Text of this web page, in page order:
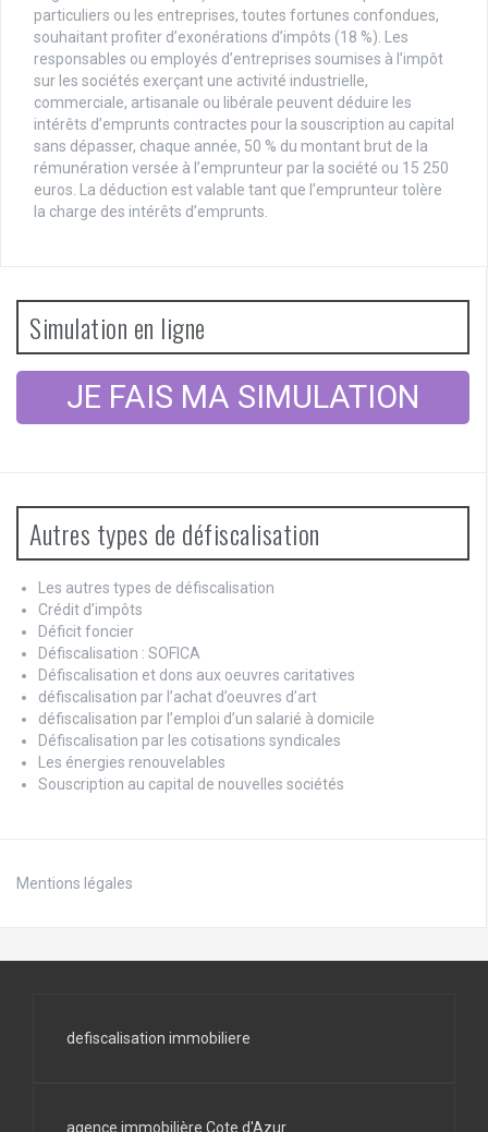
particuliers ou les entreprises, toutes fortunes confondues,
souhaitant profiter d’exonérations d’impôts (18 %). Les
responsables ou employés d’entreprises soumises à l’impôt
sur les sociétés exerçant une activité industrielle,
commerciale, artisanale ou libérale peuvent déduire les
intérêts d’emprunts contractes pour la souscription au capital
sans dépasser, chaque année, 50 % du montant brut de la
rémunération versée à l’emprunteur par la société ou 15 250
euros. La déduction est valable tant que l’emprunteur tolère
la charge des intérêts d’emprunts.
Simulation en ligne
JE FAIS MA SIMULATION
Autres types de défiscalisation
Les autres types de défiscalisation
Crédit d’impôts
Déficit foncier
Défiscalisation : SOFICA
Défiscalisation et dons aux oeuvres caritatives
défiscalisation par l’achat d’oeuvres d’art
défiscalisation par l’emploi d’un salarié à domicile
Défiscalisation par les cotisations syndicales
Les énergies renouvelables
Souscription au capital de nouvelles sociétés
Mentions légales
defiscalisation immobiliere
agence immobilière Cote d'Azur